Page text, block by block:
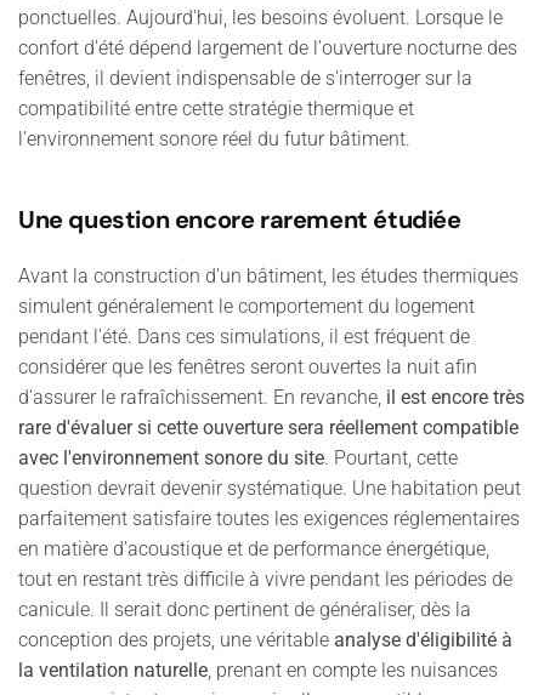
ponctuelles. Aujourd'hui, les besoins évoluent. Lorsque le
confort d'été dépend largement de l'ouverture nocturne des
fenêtres, il devient indispensable de s'interroger sur la
compatibilité entre cette stratégie thermique et
l'environnement sonore réel du futur bâtiment.
Une question encore rarement étudiée
Avant la construction d'un bâtiment, les études thermiques
simulent généralement le comportement du logement
pendant l'été. Dans ces simulations, il est fréquent de
considérer que les fenêtres seront ouvertes la nuit afin
d'assurer le rafraîchissement. En revanche, il est encore très
rare d'évaluer si cette ouverture sera réellement compatible
avec l'environnement sonore du site. Pourtant, cette
question devrait devenir systématique. Une habitation peut
parfaitement satisfaire toutes les exigences réglementaires
en matière d'acoustique et de performance énergétique,
tout en restant très difficile à vivre pendant les périodes de
canicule. Il serait donc pertinent de généraliser, dès la
conception des projets, une véritable analyse d'éligibilité à
la ventilation naturelle, prenant en compte les nuisances